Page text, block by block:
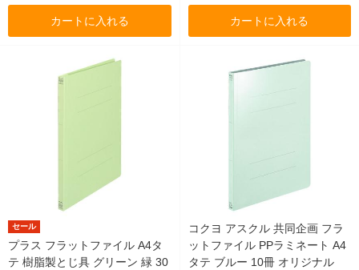
カートに入れる カートに入れる
セール
プラス フラットファイル A4タ
テ 樹脂製とじ具 グリーン 緑 30
コクヨ アスクル 共同企画 フラ
ットファイル PPラミネート A4
タテ ブルー 10冊 オリジナル